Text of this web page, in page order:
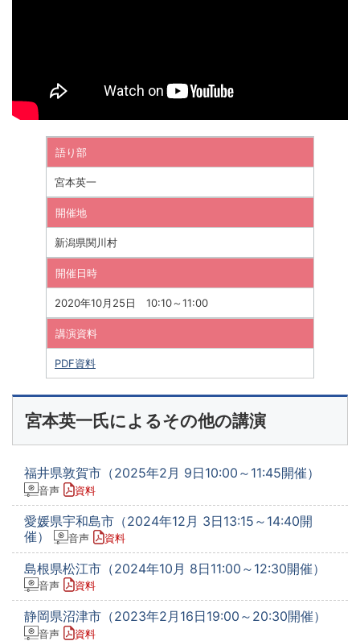
語り部
宮本英一
開催地
新潟県関川村
開催日時
2020年10月25日 10:10～11:00
講演資料
PDF資料
宮本英一氏によるその他の講演
福井県敦賀市（2025年2月 9日10:00～11:45開催）
音声 資料
愛媛県宇和島市（2024年12月 3日13:15～14:40開
催）
音声 資料
島根県松江市（2024年10月 8日11:00～12:30開催）
音声 資料
静岡県沼津市（2023年2月16日19:00～20:30開催）
音声 資料